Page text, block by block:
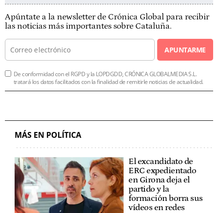
Apúntate a la newsletter de Crónica Global para recibir
las noticias más importantes sobre Cataluña.
APUNTARME
De conformidad con el RGPD y la LOPDGDD, CRÓNICA GLOBALMEDIA S.L.
tratará los datos facilitados con la finalidad de remitirle noticias de actualidad.
MÁS EN POLÍTICA
El excandidato de
ERC expedientado
en Girona deja el
partido y la
formación borra sus
vídeos en redes